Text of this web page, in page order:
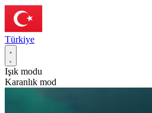
Türkiye
Işık modu
Karanlık mod